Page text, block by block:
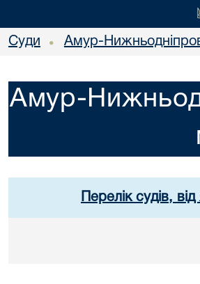
Суди • Амур-
Амур-
Перелік судів,